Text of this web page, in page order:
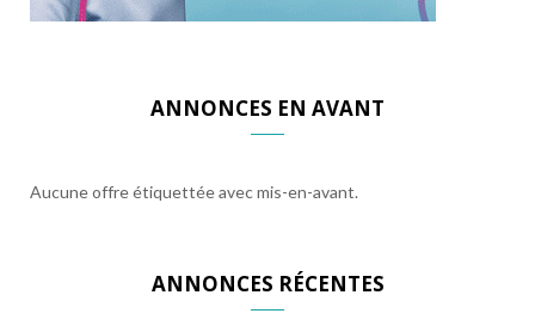
ANNONCES EN AVANT
Aucune offre étiquettée avec mis-en-avant.
ANNONCES RÉCENTES